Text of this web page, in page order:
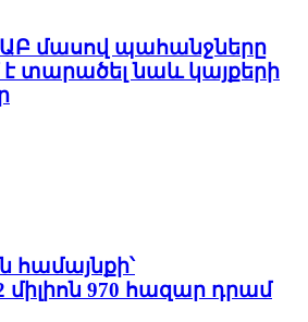
մասով պահանջները
տարածել նաև կայքերի
համայնքի՝
970 հազար դրամ